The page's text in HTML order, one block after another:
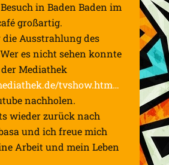
in Baden Baden im
großartig.
die Ausstrahlung des
es nicht sehen konnte
Mediathek
tvshow.htm…
nachholen.
wieder zurück nach
und ich freue mich
Arbeit und mein Leben